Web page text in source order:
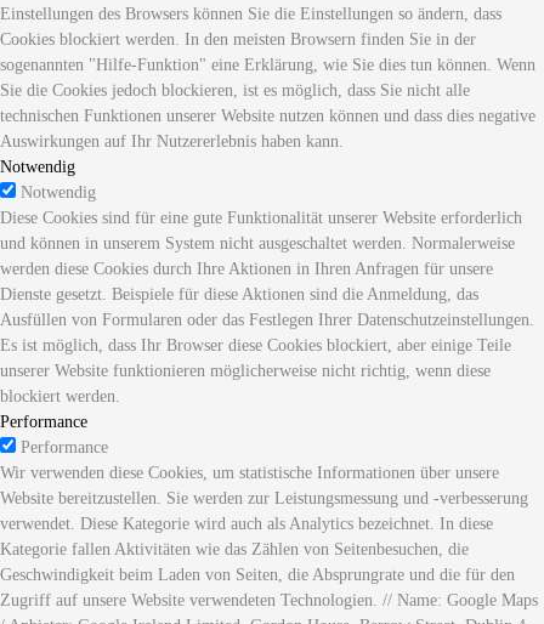
Einstellungen des Browsers können Sie die Einstellungen so ändern, dass
Cookies blockiert werden. In den meisten Browsern finden Sie in der
sogenannten "Hilfe-Funktion" eine Erklärung, wie Sie dies tun können. Wenn
Sie die Cookies jedoch blockieren, ist es möglich, dass Sie nicht alle
technischen Funktionen unserer Website nutzen können und dass dies negative
Auswirkungen auf Ihr Nutzererlebnis haben kann.
Notwendig
Notwendig
Diese Cookies sind für eine gute Funktionalität unserer Website erforderlich
und können in unserem System nicht ausgeschaltet werden. Normalerweise
werden diese Cookies durch Ihre Aktionen in Ihren Anfragen für unsere
Dienste gesetzt. Beispiele für diese Aktionen sind die Anmeldung, das
Ausfüllen von Formularen oder das Festlegen Ihrer Datenschutzeinstellungen.
Es ist möglich, dass Ihr Browser diese Cookies blockiert, aber einige Teile
unserer Website funktionieren möglicherweise nicht richtig, wenn diese
blockiert werden.
Performance
Performance
Wir verwenden diese Cookies, um statistische Informationen über unsere
Website bereitzustellen. Sie werden zur Leistungsmessung und -verbesserung
verwendet. Diese Kategorie wird auch als Analytics bezeichnet. In diese
Kategorie fallen Aktivitäten wie das Zählen von Seitenbesuchen, die
Geschwindigkeit beim Laden von Seiten, die Absprungrate und die für den
Zugriff auf unsere Website verwendeten Technologien. // Name: Google Maps